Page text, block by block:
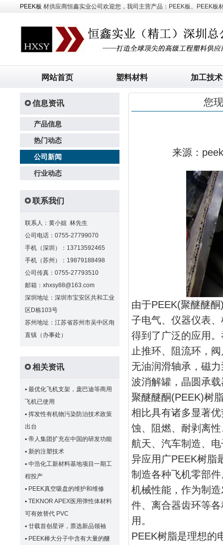
PEEK板 材供应商恒鑫实业公司欢迎您，我司主营产品：PEEK板、PEEK板
网站首页 塑料材料 加工技术
信息资讯
产品信息
热门动态
公司新闻
行业动态
联系我们
联系人：黄小姐 林先生
公司电话：0755-27799070
手机（深圳）：13713592465
手机（苏州）：19879188498
公司传真：0755-27793510
邮箱：xhxsy88@163.com
深圳地址：深圳市宝安区共和工业
区D栋103号
苏州地址：江苏省苏州市吴中区甪
直镇（办事处）
相关资讯
▪ 最优化飞机支架，庞巴迪等商用
飞机已使用
▪ 挥发性有机物污染防治技术政策
出台
▪ 帝人集团扩充在中国的研发功能
▪ 新的注塑技术
▪ 中浩化工新材料基地项目一期工
程投产
▪ PEEK真空吸盘的维护和维修
▪ TEKNOR APEX医用弹性体材料
可有效替代 PVC
▪ 廿载首创星评，票选新品领袖
▪ PEEK棒大分子中含有大量的醚
您
来源：
由于PEEK(聚醚醚
子电气、仪器仪表
得到了广泛的应用
止推环、阻流环，
无油润滑轴承，磁
波消解罐，晶圆承
聚醚醚酮(PEEK)树
相比具有诸多显著
蚀、阻燃、耐剥离
航天、汽车制造、
异应用广PEEK树脂
制造各种飞机零部
机械性能，作为制
件、离合器齿环等
用。
PEEK树脂是理想的